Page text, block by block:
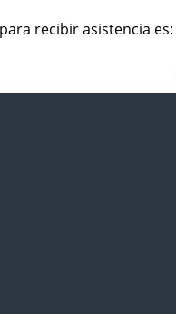
recibir asistencia es: